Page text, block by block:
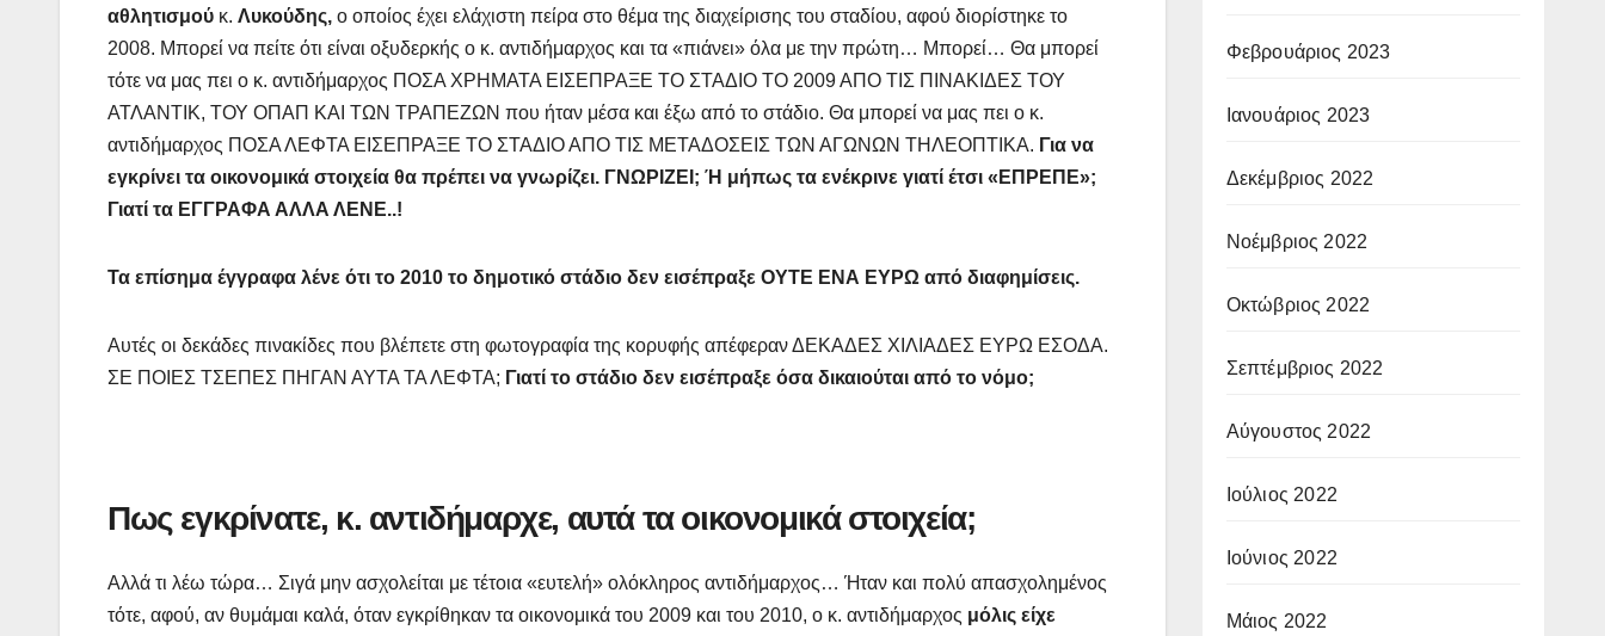
αθλητισμού κ. Λυκούδης, ο οποίος έχει ελάχιστη πείρα στο θέμα της διαχείρισης του σταδίου, αφού διορίστηκε το
2008. Μπορεί να πείτε ότι είναι οξυδερκής ο κ. αντιδήμαρχος και τα «πιάνει» όλα με την πρώτη… Μπορεί… Θα μπορεί
τότε να μας πει ο κ. αντιδήμαρχος ΠΟΣΑ ΧΡΗΜΑΤΑ ΕΙΣΕΠΡΑΞΕ ΤΟ ΣΤΑΔΙΟ ΤΟ 2009 ΑΠΟ ΤΙΣ ΠΙΝΑΚΙΔΕΣ ΤΟΥ
ΑΤΛΑΝΤΙΚ, ΤΟΥ ΟΠΑΠ ΚΑΙ ΤΩΝ ΤΡΑΠΕΖΩΝ που ήταν μέσα και έξω από το στάδιο. Θα μπορεί να μας πει ο κ.
αντιδήμαρχος ΠΟΣΑ ΛΕΦΤΑ ΕΙΣΕΠΡΑΞΕ ΤΟ ΣΤΑΔΙΟ ΑΠΟ ΤΙΣ ΜΕΤΑΔΟΣΕΙΣ ΤΩΝ ΑΓΩΝΩΝ ΤΗΛΕΟΠΤΙΚΑ. Για να
εγκρίνει τα οικονομικά στοιχεία θα πρέπει να γνωρίζει. ΓΝΩΡΙΖΕΙ; Ή μήπως τα ενέκρινε γιατί έτσι «ΕΠΡΕΠΕ»;
Γιατί τα ΕΓΓΡΑΦΑ ΑΛΛΑ ΛΕΝΕ..!
Τα επίσημα έγγραφα λένε ότι το 2010 το δημοτικό στάδιο δεν εισέπραξε ΟΥΤΕ ΕΝΑ ΕΥΡΩ από διαφημίσεις.
Αυτές οι δεκάδες πινακίδες που βλέπετε στη φωτογραφία της κορυφής απέφεραν ΔΕΚΑΔΕΣ ΧΙΛΙΑΔΕΣ ΕΥΡΩ ΕΣΟΔΑ.
ΣΕ ΠΟΙΕΣ ΤΣΕΠΕΣ ΠΗΓΑΝ ΑΥΤΑ ΤΑ ΛΕΦΤΑ; Γιατί το στάδιο δεν εισέπραξε όσα δικαιούται από το νόμο;
Πως εγκρίνατε, κ. αντιδήμαρχε, αυτά τα οικονομικά στοιχεία;
Αλλά τι λέω τώρα… Σιγά μην ασχολείται με τέτοια «ευτελή» ολόκληρος αντιδήμαρχος… Ήταν και πολύ απασχολημένος
τότε, αφού, αν θυμάμαι καλά, όταν εγκρίθηκαν τα οικονομικά του 2009 και του 2010, ο κ. αντιδήμαρχος μόλις είχε
Φεβρουάριος 2023
Ιανουάριος 2023
Δεκέμβριος 2022
Νοέμβριος 2022
Οκτώβριος 2022
Σεπτέμβριος 2022
Αύγουστος 2022
Ιούλιος 2022
Ιούνιος 2022
Μάιος 2022